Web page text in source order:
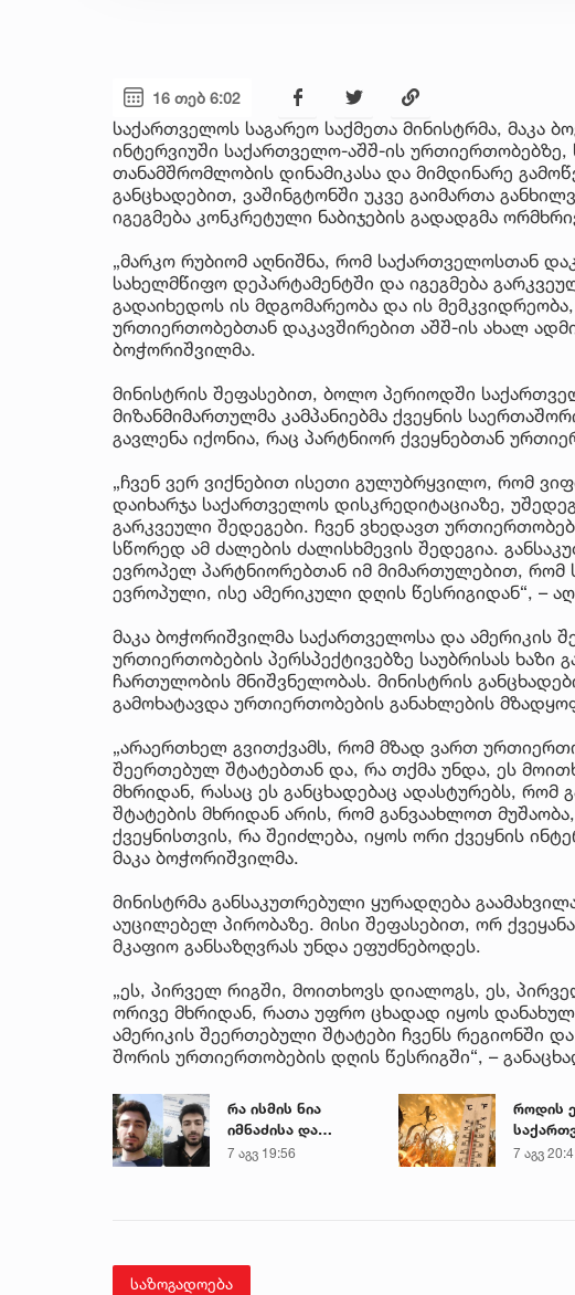
16 თებ 6:02
საქართველოს საგარეო საქმეთა მინისტრმა, მაკა
ინტერვიუში საქართველო-აშშ-ის
თანამშრომლობის დინამიკასა და მიმდინარე
განცხადებით, ვაშინგტონში უკვე გაიმართა
იგეგმება კონკრეტული ნაბიჯების გადადგმა
„მარკო რუბიომ აღნიშნა, რომ საქართველოსთან
სახელმწიფო დეპარტამენტში და იგეგმება
გადაიხედოს ის მდგომარეობა და ის
ურთიერთობებთან დაკავშირებით აშშ-ის ახალ
ბოჭორიშვილმა.
მინისტრის შეფასებით, ბოლო პერიოდში
მიზანმიმართულმა კამპანიებმა ქვეყნის
გავლენა იქონია, რაც პარტნიორ ქვეყნებთან
„ჩვენ ვერ ვიქნებით ისეთი გულუბრყვილო, რომ
დაიხარჯა საქართველოს დისკრედიტაციაზე,
გარკვეული შედეგები. ჩვენ ვხედავთ
სწორედ ამ ძალების ძალისხმევის შედეგია.
ევროპელ პარტნიორებთან იმ მიმართულებით,
ევროპული, ისე ამერიკული დღის წესრიგიდან“, –
მაკა ბოჭორიშვილმა საქართველოსა და ამერიკის
ურთიერთობების პერსპექტივებზე საუბრისას ხაზი
ჩართულობის მნიშვნელობას. მინისტრის
გამოხატავდა ურთიერთობების განახლების
„არაერთხელ გვითქვამს, რომ მზად ვართ
შეერთებულ შტატებთან და, რა თქმა უნდა, ეს
მხრიდან, რასაც ეს განცხადებაც ადასტურებს, რომ
შტატების მხრიდან არის, რომ განვაახლოთ
ქვეყნისთვის, რა შეიძლება, იყოს ორი ქვეყნის
მაკა ბოჭორიშვილმა.
მინისტრმა განსაკუთრებული ყურადღება
აუცილებელ პირობაზე. მისი შეფასებით, ორ
მკაფიო განსაზღვრას უნდა ეფუძნებოდეს.
„ეს, პირველ რიგში, მოითხოვს დიალოგს, ეს,
ორივე მხრიდან, რათა უფრო ცხადად იყოს
ამერიკის შეერთებული შტატები ჩვენს რეგიონში
შორის ურთიერთობების დღის წესრიგში“, –
რა ისმის ნია
იმნაძისა და
მამამისის ფარული
7 აგვ 19:56
როდის
+40-
7 აგვ
საზოგადოება